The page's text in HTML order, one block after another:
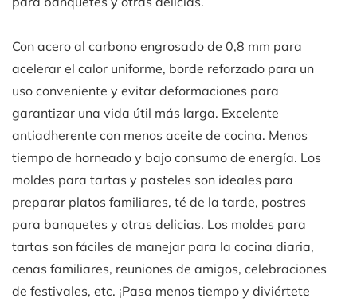
Con acero al carbono engrosado de 0,8 mm para
acelerar el calor uniforme, borde reforzado para un
uso conveniente y evitar deformaciones para
garantizar una vida útil más larga. Excelente
antiadherente con menos aceite de cocina. Menos
tiempo de horneado y bajo consumo de energía. Los
moldes para tartas y pasteles son ideales para
preparar platos familiares, té de la tarde, postres
para banquetes y otras delicias. Los moldes para
tartas son fáciles de manejar para la cocina diaria,
cenas familiares, reuniones de amigos, celebraciones
de festivales, etc. ¡Pasa menos tiempo y diviértete